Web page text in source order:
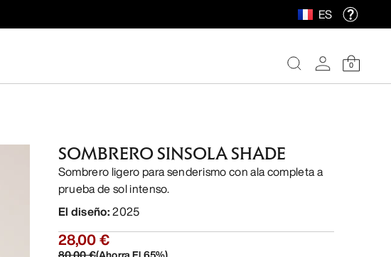
ES
0
SOMBRERO SINSOLA SHADE
Sombrero ligero para senderismo con ala completa a
prueba de sol intenso.
El diseño:2025
28,00 €